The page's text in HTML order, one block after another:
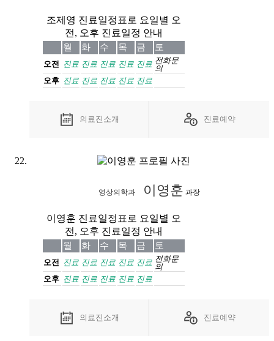
의료진소개 진료예약
조제영 진료일정표로 요일별 오
전, 오후 진료일정 안내
월 화 수 목 금 토
오전 진료 진료 진료 진료 진료 전화문
의
오후 진료 진료 진료 진료 진료
영상의학과 이영훈 과장
의료진소개 진료예약
이영훈 진료일정표로 요일별 오
전, 오후 진료일정 안내
월 화 수 목 금 토
오전 진료 진료 진료 진료 진료 전화문
의
오후 진료 진료 진료 진료 진료